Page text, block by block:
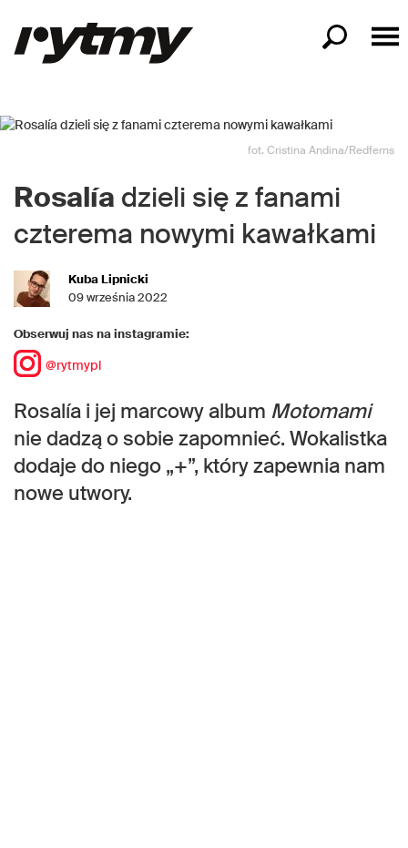
fot. Cristina Andina/Redferns
Rosalía dzieli się z fanami
czterema nowymi kawałkami
Kuba Lipnicki
09 września 2022
Obserwuj nas na instagramie:
@rytmypl
Rosalía i jej marcowy album Motomami
nie dadzą o sobie zapomnieć. Wokalistka
dodaje do niego „+”, który zapewnia nam
nowe utwory.